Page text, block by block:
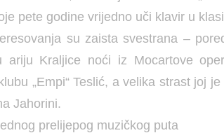
pete godine vrijedno uči klavir u
su zaista svestrana –
ariju Kraljice noći iz Mocartove
„Empi“ Teslić, a velika strast joj
Jahorini.
prelijepog muzičkog puta